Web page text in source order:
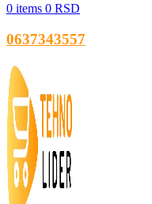
0 items 0 RSD
0637343557